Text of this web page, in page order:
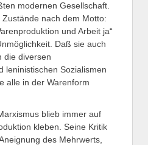
modernen Gesellschaft.
nach dem Motto:
und Arbeit ja“
Daß sie auch
die diversen
leninistischen Sozialismen
alle in der Warenform
blieb immer auf
kleben. Seine Kritik
des Mehrwerts,